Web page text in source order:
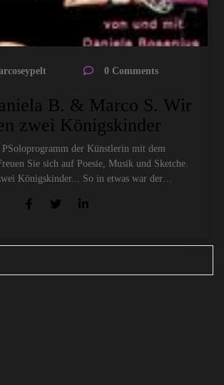
0 Comments
B. & Marco S. Wir
zwei Königskinder
PSoloprogramm der Künstlerin mit dem
Sie sich auf Poesie, Musik und Sketche.
Königskinder... So in etwas war der…